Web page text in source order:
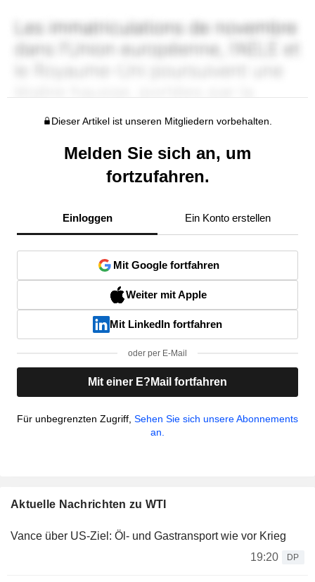
Dieser Artikel ist unseren Mitgliedern vorbehalten.
Melden Sie sich an, um
fortzufahren.
Einloggen Ein Konto erstellen
Mit Google fortfahren
Weiter mit Apple
Mit LinkedIn fortfahren
oder per E-Mail
Mit einer E?Mail fortfahren
Für unbegrenzten Zugriff, Sehen Sie sich unsere Abonnements
an.
Aktuelle Nachrichten zu WTI
Vance über US-Ziel: Öl- und Gastransport wie vor Krieg
19:20
DP